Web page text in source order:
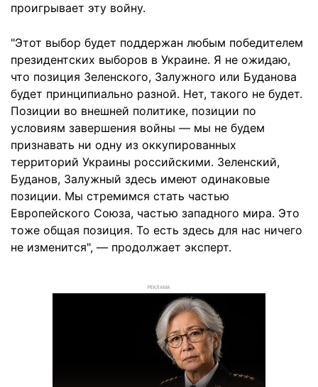
проигрывает эту войну.
"Этот выбор будет поддержан любым победителем
президентских выборов в Украине. Я не ожидаю,
что позиция Зеленского, Залужного или Буданова
будет принципиально разной. Нет, такого не будет.
Позиции во внешней политике, позиции по
условиям завершения войны — мы не будем
признавать ни одну из оккупированных
территорий Украины российскими. Зеленский,
Буданов, Залужный здесь имеют одинаковые
позиции. Мы стремимся стать частью
Европейского Союза, частью западного мира. Это
тоже общая позиция. То есть здесь для нас ничего
не изменится", — продолжает эксперт.
РЕКЛАМА